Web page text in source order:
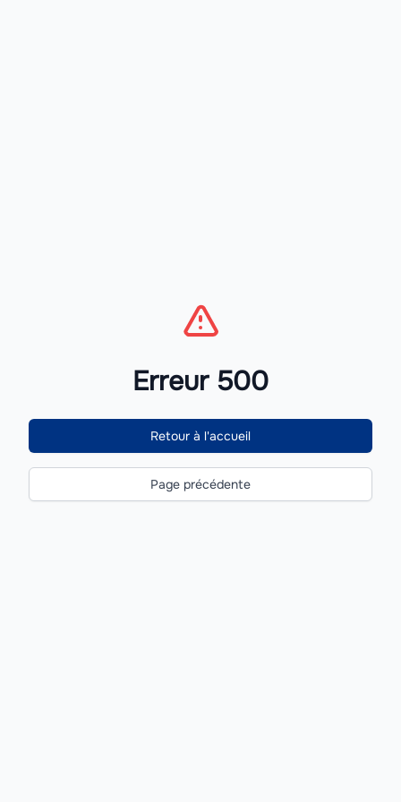
Erreur 500
Retour à l'accueil
Page précédente